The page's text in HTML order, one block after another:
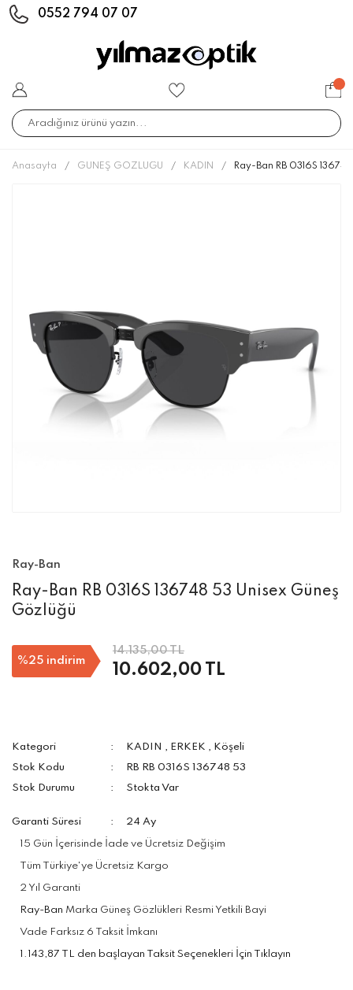
0552 794 07 07
Anasayfa GÜNEŞ GÖZLÜĞÜ KADIN Ray-Ban RB 0316S
Ray-Ban
Ray-Ban RB 0316S 136748 53 Unisex Güneş
Gözlüğü
%25 indirim
14.135,00 TL
10.602,00 TL
Kategori KADIN , ERKEK , Köşeli
Stok Kodu
RB RB 0316S 136748 53
Stok Durumu
Stokta Var
Garanti Süresi 24 Ay
15 Gün İçerisinde İade ve Ücretsiz Değişim
Tüm Türkiye'ye Ücretsiz Kargo
2 Yıl Garanti
Ray-Ban Marka Güneş Gözlükleri Resmi Yetkili Bayi
Vade Farksız 6 Taksit İmkanı
1.143,87 TL den başlayan Taksit Seçenekleri İçin Tıklayın